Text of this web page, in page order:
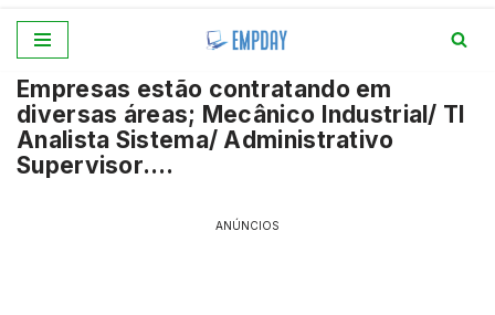
para
o
conteúdo
Empresas estão contratando em
diversas áreas; Mecânico Industrial/ TI
Analista Sistema/ Administrativo
Supervisor….
ANÚNCIOS